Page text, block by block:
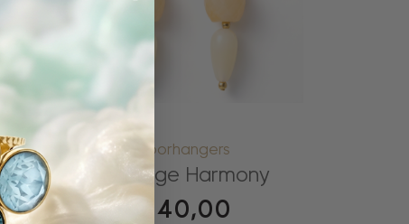
oorhangers
Vintage Harmony
€ 40,00